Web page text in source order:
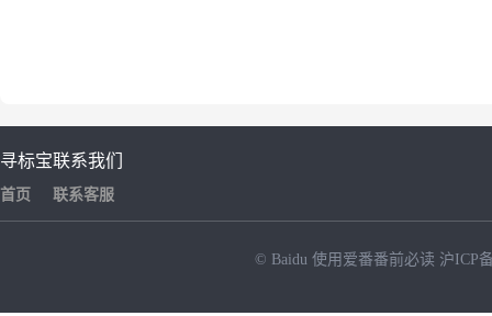
寻标宝
首页
联系我们
联系客服
© Baidu 使用爱番番前必读 沪ICP